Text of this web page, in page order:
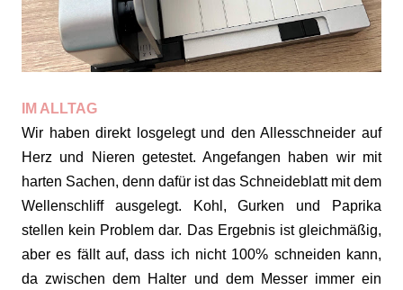
IM ALLTAG
Wir haben direkt losgelegt und den Allesschneider auf
Herz und Nieren getestet. Angefangen haben wir mit
harten Sachen, denn dafür ist das Schneideblatt mit dem
Wellenschliff ausgelegt. Kohl, Gurken und Paprika
stellen kein Problem dar. Das Ergebnis ist gleichmäßig,
aber es fällt auf, dass ich nicht 100% schneiden kann,
da zwischen dem Halter und dem Messer immer ein